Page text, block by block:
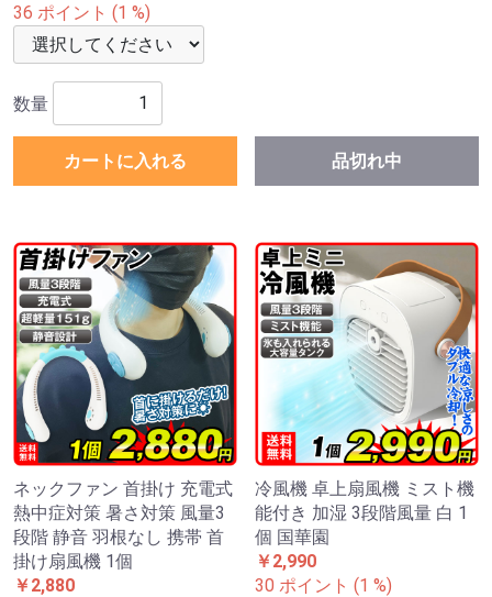
36 ポイント (1 %)
数量
カートに入れる 品切れ中
ネックファン 首掛け 充電式
熱中症対策 暑さ対策 風量3
段階 静音 羽根なし 携帯 首
掛け扇風機 1個
￥2,880
冷風機 卓上扇風機 ミスト機
能付き 加湿 3段階風量 白 1
個 国華園
￥2,990
30 ポイント (1 %)